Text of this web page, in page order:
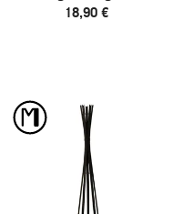
18,90 €